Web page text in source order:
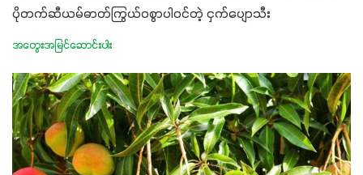
ပိုတက်ဆီယမ်ဓာတ်ကြွယ်ဝစွာပါဝင်တဲ့ ငှက်ပျောသီး
အတွေးအမြင်ဆောင်းပါး